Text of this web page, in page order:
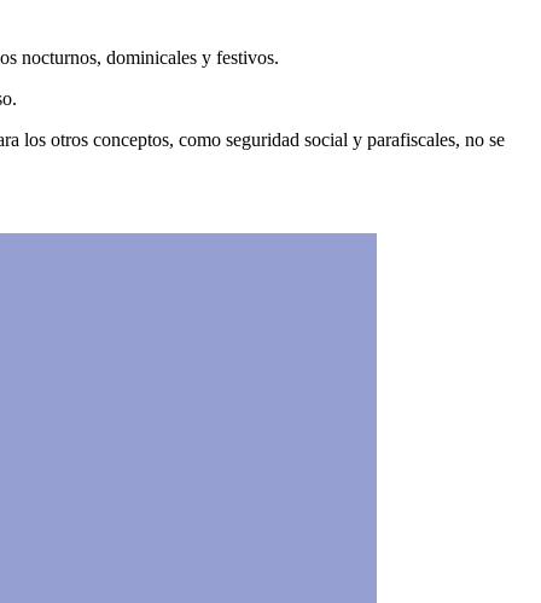
nocturnos, dominicales y festivos.
los otros conceptos, como seguridad social y parafiscales, no se